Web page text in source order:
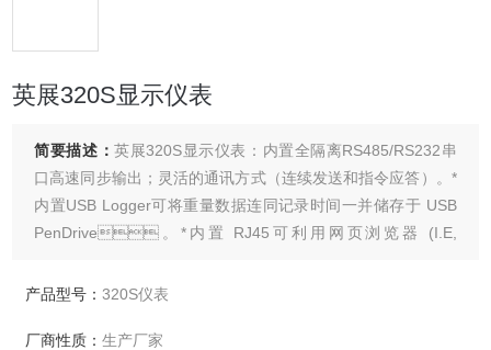
英展320S显示仪表
简要描述：英展320S显示仪表：内置全隔离RS485/RS232串
口高速同步输出；灵活的通讯方式（连续发送和指令应答）。*
内置USB Logger可将重量数据连同记录时间一并储存于 USB
PenDrive。*内置 RJ45可利用网页浏览器 (I.E,
议接口，无缝对接多厂家通讯协议，可直接连接工控触摸屏
产品型号：320S仪表
厂商性质：生产厂家